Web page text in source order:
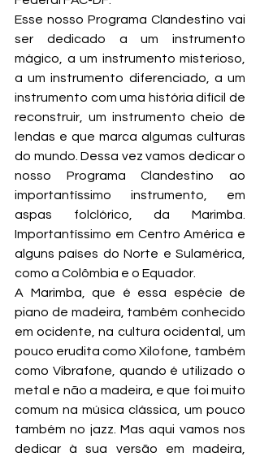
Esse nosso Programa Clandestino vai
ser dedicado a um instrumento
mágico, a um instrumento misterioso,
a um instrumento diferenciado, a um
instrumento com uma história difícil de
reconstruir, um instrumento cheio de
lendas e que marca algumas culturas
do mundo. Dessa vez vamos dedicar o
nosso Programa Clandestino ao
importantíssimo instrumento, em
aspas folclórico, da Marimba.
Importantíssimo em Centro América e
alguns países do Norte e Sulamérica,
como a Colômbia e o Equador.
A Marimba, que é essa espécie de
piano de madeira, também conhecido
em ocidente, na cultura ocidental, um
pouco erudita como Xilofone, também
como Vibrafone, quando é utilizado o
metal e não a madeira, e que foi muito
comum na música clássica, um pouco
também no jazz. Mas aqui vamos nos
dedicar à sua versão em madeira,